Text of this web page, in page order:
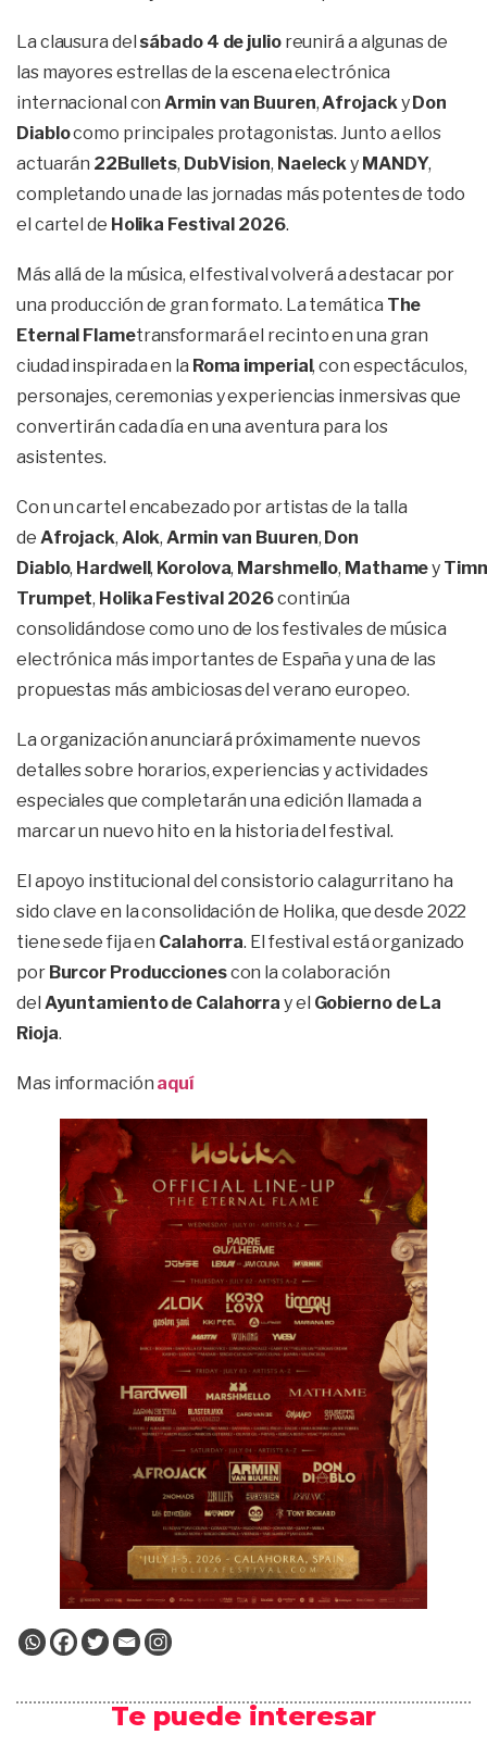
La clausura del sábado 4 de julioreunirá a algunas de
las mayores estrellas de la escena electrónica
internacional conArmin van Buuren,AfrojackyDon
Diablocomo principales protagonistas. Junto a ellos
actuarán 22Bullets, DubVision, Naelecky MANDY,
completando una de las jornadas más potentes de todo
el cartel de Holika Festival 2026.
Más allá de la música, el festival volverá a destacar por
una producción de gran formato. La temática The
Eternal Flametransformará el recinto en una gran
ciudad inspirada en la Roma imperial, con espectáculos,
personajes, ceremonias y experiencias inmersivas que
convertirán cada día en una aventura para los
asistentes.
Con un cartel encabezado por artistas de la talla
de Afrojack, Alok,Armin van Buuren, Don
Diablo, Hardwell, Korolova, Marshmello, Mathamey
Trumpet, Holika Festival 2026continúa
consolidándose como uno de los festivales de música
electrónica más importantes de España y una de las
propuestas más ambiciosas del verano europeo.
La organización anunciará próximamente nuevos
detalles sobre horarios, experiencias y actividades
especiales que completarán una edición llamada a
marcar un nuevo hito en la historia del festival.
El apoyo institucional del consistorio calagurritano ha
sido clave en la consolidación de Holika, que desde 2022
tiene sede fija en Calahorra. El festival está organizado
por Burcor Produccionescon la colaboración
del Ayuntamiento de Calahorra y el Gobierno de La
Rioja.
Mas información aquí
Te puede interesar